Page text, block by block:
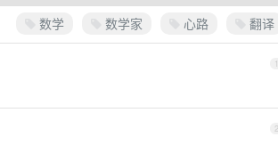
数学 数学家 心路 翻译
1
2